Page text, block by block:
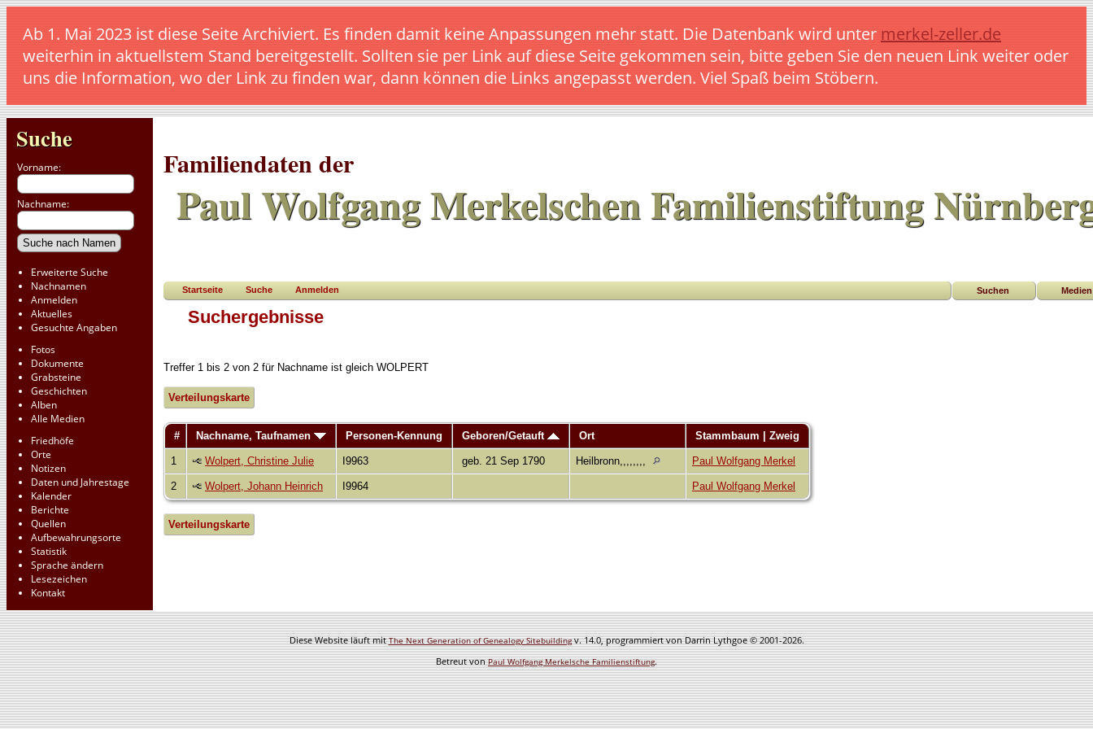
Ab 1. Mai 2023 ist diese Seite Archiviert. Es finden damit keine Anpassungen mehr statt. Die Datenbank wird unter merkel-zeller.de
weiterhin in aktuellstem Stand bereitgestellt. Sollten sie per Link auf diese Seite gekommen sein, bitte geben Sie den neuen Link weiter oder
uns die Information, wo der Link zu finden war, dann können die Links angepasst werden. Viel Spaß beim Stöbern.
Suche
Vorname:
Nachname:
Erweiterte Suche
Nachnamen
Anmelden
Aktuelles
Gesuchte Angaben
Fotos
Dokumente
Grabsteine
Geschichten
Alben
Alle Medien
Friedhöfe
Orte
Notizen
Daten und Jahrestage
Kalender
Berichte
Quellen
Aufbewahrungsorte
Statistik
Sprache ändern
Lesezeichen
Kontakt
Familiendaten der
Paul Wolfgang Merkelschen Familienstiftung
Suchen Medien
Startseite Suche Anmelden
Suchergebnisse
Treffer 1 bis 2 von 2 für Nachname ist gleich WOLPERT
Verteilungskarte
# Nachname, Taufnamen Personen-Kennung Geboren/Getauft Ort Stammbaum | Zweig
1 Wolpert, Christine Julie I9963 geb. 21 Sep 1790 Heilbronn,,,,,,,, Paul Wolfgang Merkel
2 Wolpert, Johann Heinrich I9964 Paul Wolfgang Merkel
Verteilungskarte
Diese Website läuft mitThe Next Generation of Genealogy Sitebuildingv. 14.0, programmiert von Darrin Lythgoe © 2001-2026.
Betreut vonPaul Wolfgang Merkelsche Familienstiftung.